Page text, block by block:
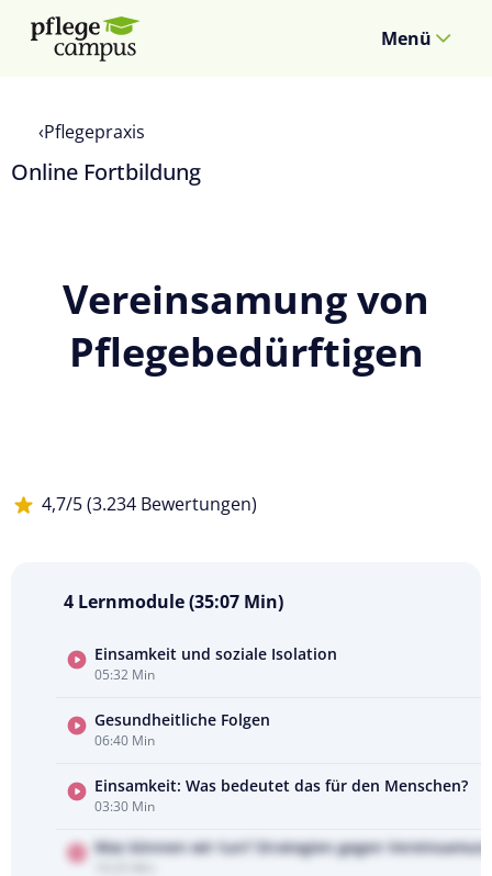
Menü
Pflegepraxis
Online Fortbildung
Vereinsamung von
Pflegebedürftigen
4,7/5 (3.234 Bewertungen)
Kursvorschau
ansehen
4 Lernmodule (35:07 Min)
Einsamkeit und soziale Isolation
05:32 Min
Gesundheitliche Folgen
06:40 Min
Einsamkeit: Was bedeutet das für den Menschen?
03:30 Min
Was können wir tun? Strategien gegen